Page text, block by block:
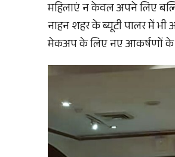
महिलाएं न केवल अपने लिए
नाहन शहर के ब्यूटी पालर में भी
मेकअप के लिए नए आकर्षणों के